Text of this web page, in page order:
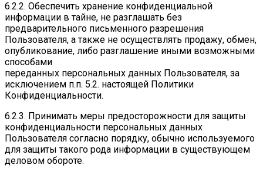
6.2.2. Обеспечить хранение конфиденциальной
информации в тайне, не разглашать без
предварительного письменного разрешения
Пользователя, а также не осуществлять продажу, обмен,
опубликование, либо разглашение иными возможными
способами
переданных персональных данных Пользователя, за
исключением п.п. 5.2. настоящей Политики
Конфиденциальности.
6.2.3. Принимать меры предосторожности для защиты
конфиденциальности персональных данных
Пользователя согласно порядку, обычно используемого
для защиты такого рода информации в существующем
деловом обороте.